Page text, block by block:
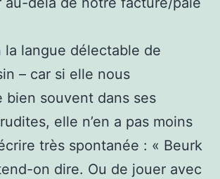
la langue délectable de
– car si elle nous
bien souvent dans ses
elle n’en a pas moins
très spontanée : « Beurk
on dire. Ou de jouer avec